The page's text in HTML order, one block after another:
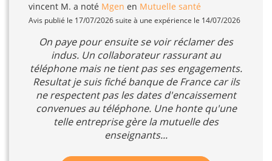
vincent M. a noté Mgen en Mutuelle santé
Avis publié le 17/07/2026 suite à une expérience le 14/07/2026
On paye pour ensuite se voir réclamer des
indus. Un collaborateur rassurant au
téléphone mais ne tient pas ses engagements.
Resultat je suis fiché banque de France car ils
ne respectent pas les dates d'encaissement
convenues au téléphone. Une honte qu'une
telle entreprise gère la mutuelle des
enseignants...